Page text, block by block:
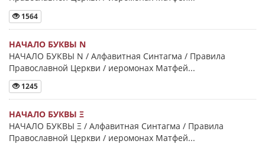
1564
НАЧАЛО БУКВЫ Ν
НАЧАЛО БУКВЫ Ν / Алфавитная Синтагма / Правила
Православной Церкви / иеромонах Матфей...
1245
НАЧАЛО БУКВЫ Ξ
НАЧАЛО БУКВЫ Ξ / Алфавитная Синтагма / Правила
Православной Церкви / иеромонах Матфей...